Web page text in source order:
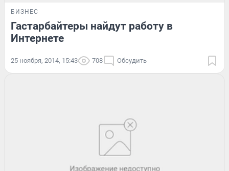
БИЗНЕС
Гастарбайтеры найдут работу в
Интернете
25 ноября, 2014, 15:43 708 Обсудить